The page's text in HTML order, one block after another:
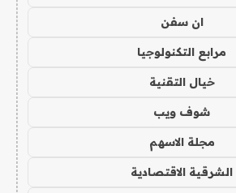
ان سفن
مرابع التكنولوجيا
خيال التقنية
شوف ويب
مجلة الاسهم
الشرقية الاقتصادية